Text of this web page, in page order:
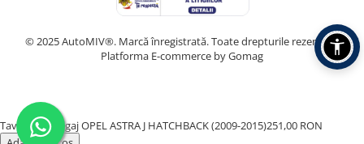
© 2025 AutoMIV®. Marcă înregistrată. Toate drepturile rezervate.
Platforma E-commerce by Gomag
Tavita Portbagaj OPEL ASTRA J HATCHBACK (2009-2015)251,00 RON